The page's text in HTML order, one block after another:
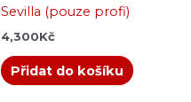
Sevilla (pouze profi)
4,300Kč
Přidat do košíku